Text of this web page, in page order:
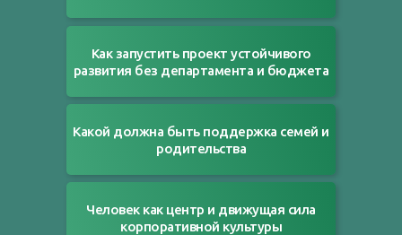
Человек как центр и движущая сила
корпоративной культуры
Как запустить проект устойчивого
развития без департамента и бюджета
Какой должна быть поддержка семей и
родительства